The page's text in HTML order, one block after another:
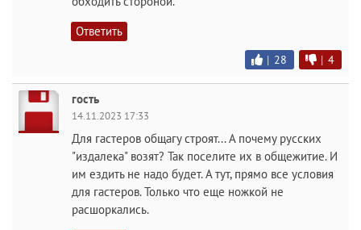
Ответить
| 28 | 4
гость
14.11.2023 17:33
Для гастеров общагу строят... А почему русских
"издалека" возят? Так поселите их в общежитие. И
им ездить не надо будет. А тут, прямо все условия
для гастеров. Только что еще ножкой не
расшоркались.